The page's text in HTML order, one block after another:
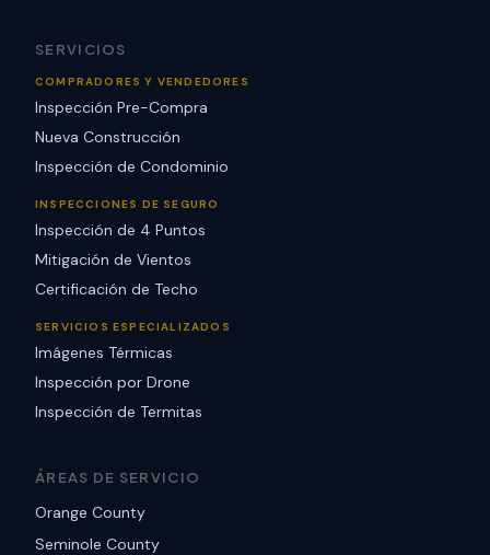
SERVICIOS
COMPRADORES Y VENDEDORES
Inspección Pre-Compra
Nueva Construcción
Inspección de Condominio
INSPECCIONES DE SEGURO
Inspección de 4 Puntos
Mitigación de Vientos
Certificación de Techo
SERVICIOS ESPECIALIZADOS
Imágenes Térmicas
Inspección por Drone
Inspección de Termitas
ÁREAS DE SERVICIO
Orange County
Seminole County